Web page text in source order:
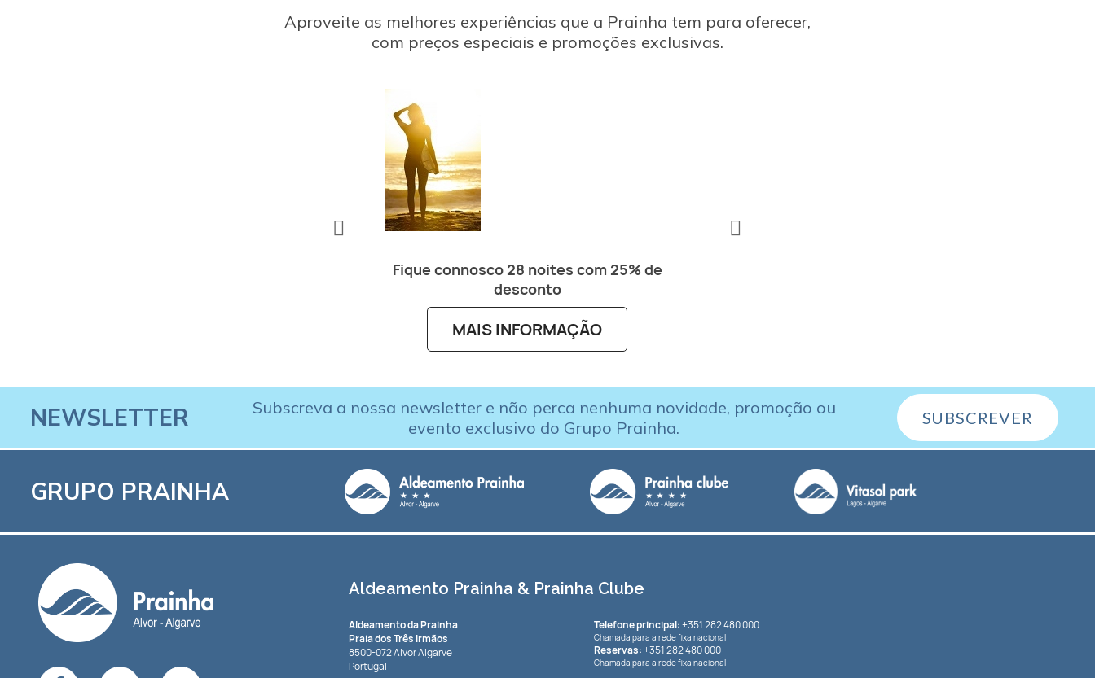
Aproveite as melhores experiências que a Prainha tem para oferecer,
com preços especiais e promoções exclusivas.
Fique connosco 28 noites com 25% de
desconto
MAIS INFORMAÇÃO
NEWSLETTER
Subscreva a nossa newsletter e não perca nenhuma novidade, promoção ou
evento exclusivo do Grupo Prainha.
SUBSCREVER
GRUPO PRAINHA
Aldeamento Prainha & Prainha Clube
Aldeamento da Prainha
Praia dos Três Irmãos
8500-072 Alvor Algarve
Portugal
Telefone principal:+351 282 480 000
Chamada para a rede fixa nacional
Reservas:+351 282 480 000
Chamada para a rede fixa nacional